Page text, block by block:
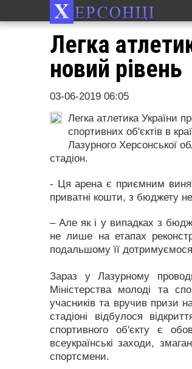
Легка
новий рівень
03-06-2019 06:05
Легка атлетика України
спортивних об'єктів в
Лазурного Херсонської
стадіон.
- Ця арена є приємним
приватні кошти, з бюджету
–Але як і у випадках з
не лише на етапах
подальшому її
Зараз у Лазурному
Міністерства молоді та
учасників та вручив
стадіоні відбулося
спортивного об'єкту є
всеукраїнські заходи,
спортсмени.